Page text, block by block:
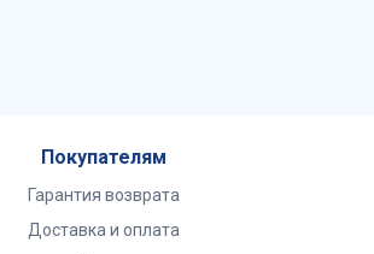
Покупателям
Гарантия возврата
Доставка и оплата